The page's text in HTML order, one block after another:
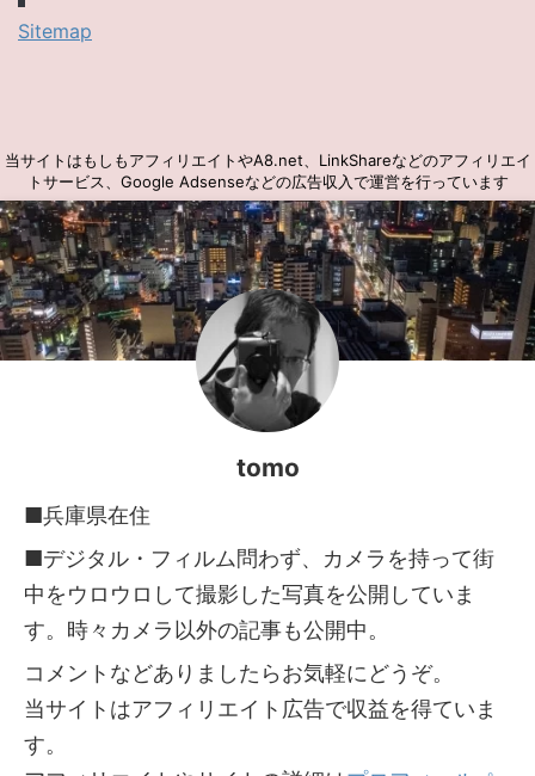
Sitemap
当サイトはもしもアフィリエイトやA8.net、LinkShareなどのアフィリエイ
トサービス、Google Adsenseなどの広告収入で運営を行っています
tomo
■兵庫県在住
■デジタル・フィルム問わず、カメラを持って街
中をウロウロして撮影した写真を公開していま
す。時々カメラ以外の記事も公開中。
コメントなどありましたらお気軽にどうぞ。
当サイトはアフィリエイト広告で収益を得ていま
す。